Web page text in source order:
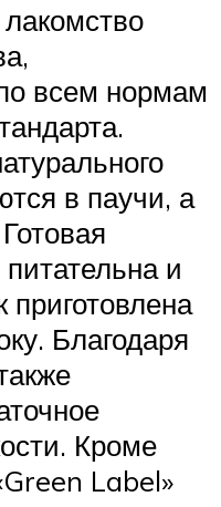
всем нормам
в паучи, а
и
приготовлена
Благодаря
Кроме
Label»